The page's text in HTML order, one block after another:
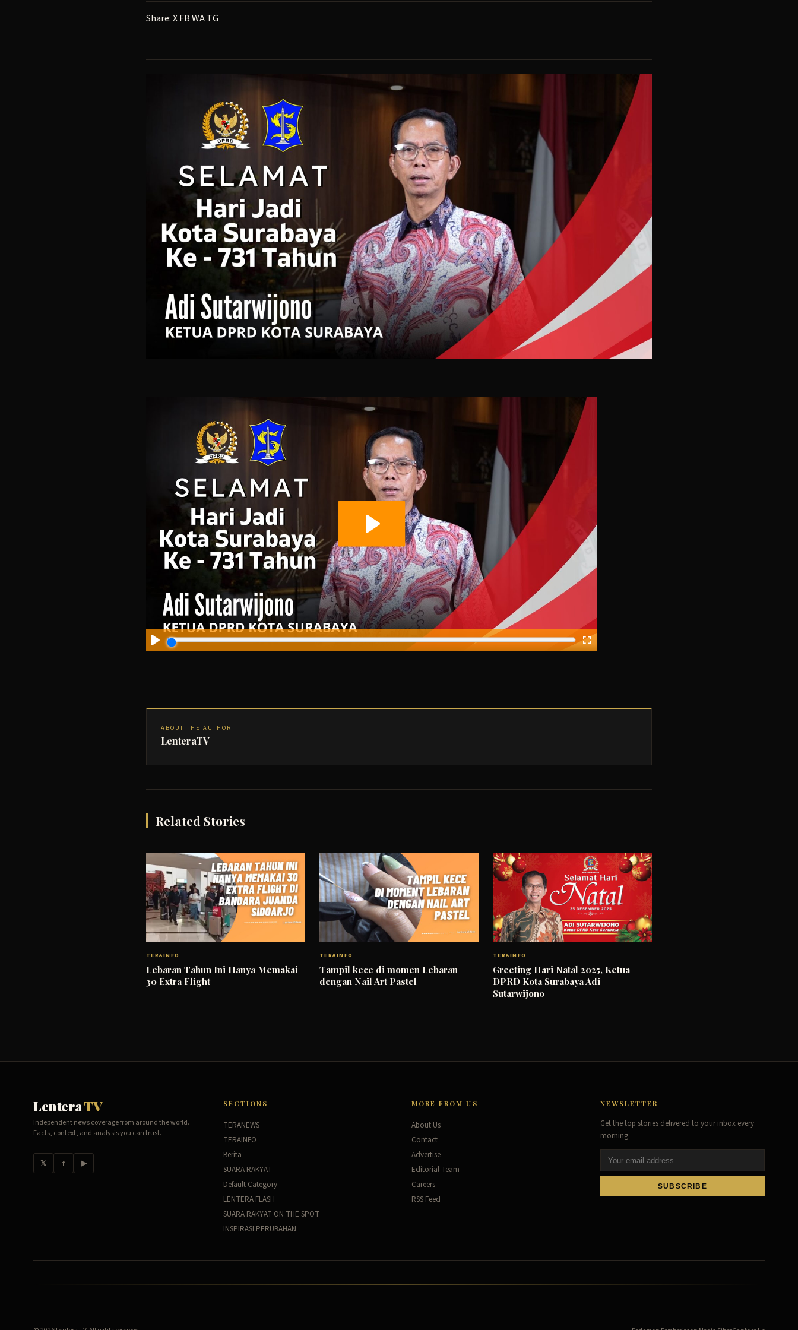
Share:XFBWATG
ABOUT THE AUTHOR
LenteraTV
Related Stories
TERAINFO
Lebaran Tahun Ini Hanya Memakai
30 Extra Flight
TERAINFO
Tampil kece di momen Lebaran
dengan Nail Art Pastel
TERAINFO
Greeting Hari Natal 2025, Ketua
DPRD Kota Surabaya Adi
Sutarwijono
LenteraTV
Independent news coverage from around the world.
Facts, context, and analysis you can trust.
𝕏 f ▶
SECTIONS
TERANEWS
TERAINFO
Berita
SUARA RAKYAT
Default Category
LENTERA FLASH
SUARA RAKYAT ON THE SPOT
INSPIRASI PERUBAHAN
MORE FROM US
About Us
Contact
Advertise
Editorial Team
Careers
RSS Feed
NEWSLETTER
Get the top stories delivered to your inbox every
morning.
SUBSCRIBE